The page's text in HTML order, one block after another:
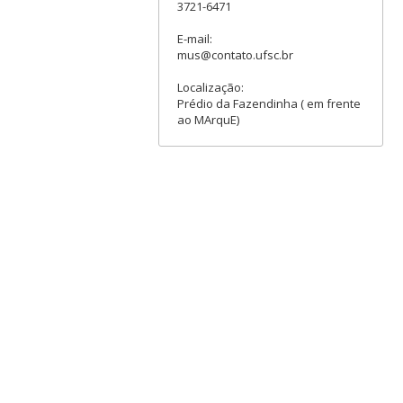
3721-6471
E-mail:
mus@contato.ufsc.br
Localização:
Prédio da Fazendinha ( em frente
ao MArquE)